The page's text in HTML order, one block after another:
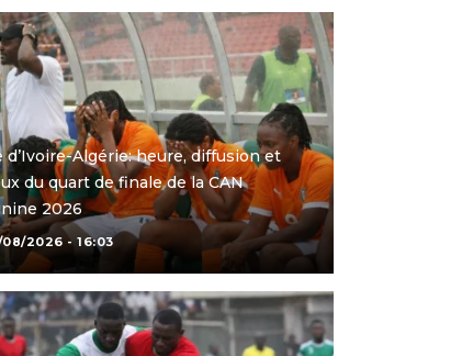
d’Ivoire-Algérie: heure, diffusion et
du quart de finale de la CAN
2026
2026 - 16:03